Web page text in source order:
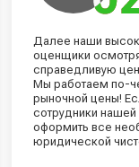
Далее наши
оценщики
справедливую
Мы работаем по-
рыночной цены!
сотрудники
оформить все
юридической